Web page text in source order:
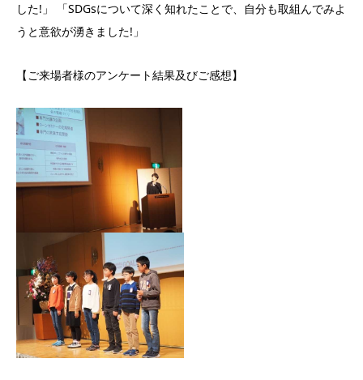
した!」 「SDGsについて深く知れたことで、自分も取組んでみよ
うと意欲が湧きました!」
【ご来場者様のアンケート結果及びご感想】